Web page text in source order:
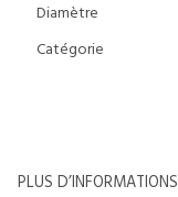
Diamètre
Catégorie
PLUS D’INFORMATIONS